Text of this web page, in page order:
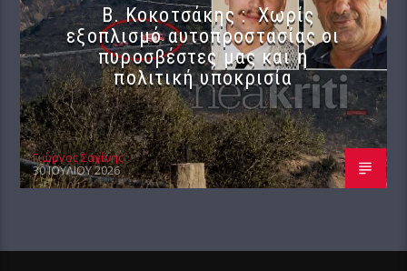
Β. Κοκοτσάκης : Χωρίς
εξοπλισμό αυτοπροστασίας οι
πυροσβέστες μας και η
πολιτική υποκρισία
Γιώργος Σαχίνης
30 ΙΟΥΛΊΟΥ 2026